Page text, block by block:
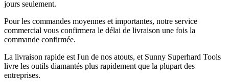
jours seulement.
Pour les commandes moyennes et importantes, notre service
commercial vous confirmera le délai de livraison une fois la
commande confirmée.
La livraison rapide est l'un de nos atouts, et Sunny Superhard Tools
livre les outils diamantés plus rapidement que la plupart des
entreprises.